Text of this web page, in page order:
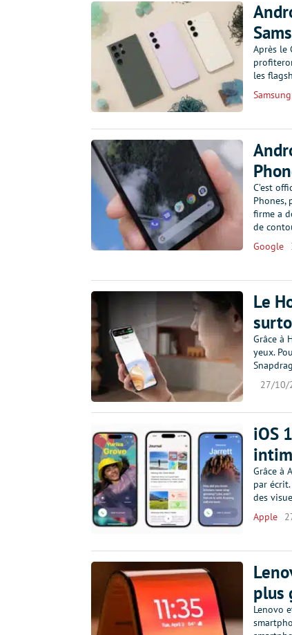
Après le
les
Samsung
C’est
Phones,
firme a
de
Google
Le
Grâce à
yeux.
27/10/
iOS
Grâce à
par
des
Apple
plus
Lenovo